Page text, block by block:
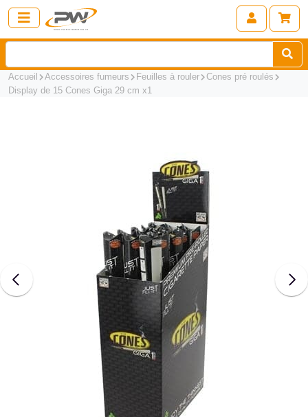
Accueil Accessoires fumeurs Feuilles à rouler
Cones pré roulés
Display de 15 Cones Giga 29 cm x1